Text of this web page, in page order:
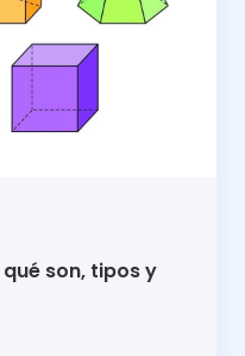
son, tipos y